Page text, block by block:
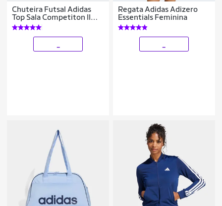
Chuteira Futsal Adidas
Top Sala Competiton II
Unissex
Regata Adidas Adizero
Essentials Feminina